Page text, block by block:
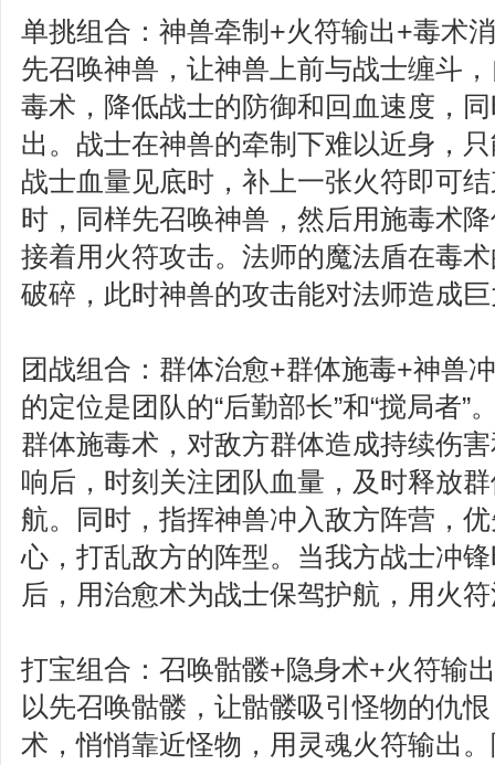
单挑组合：神兽牵制+火符输出+毒术
先召唤神兽，让神兽上前与战士缠斗
毒术，降低战士的防御和回血速度，
出。战士在神兽的牵制下难以近身，
战士血量见底时，补上一张火符即可
时，同样先召唤神兽，然后用施毒术
接着用火符攻击。法师的魔法盾在毒
破碎，此时神兽的攻击能对法师造成
团战组合：群体治愈+群体施毒+神兽
的定位是团队的“后勤部长”和“搅局者”
群体施毒术，对敌方群体造成持续伤
响后，时刻关注团队血量，及时释放
航。同时，指挥神兽冲入敌方阵营，
心，打乱敌方的阵型。当我方战士冲
后，用治愈术为战士保驾护航，用火
打宝组合：召唤骷髅+隐身术+火符输
以先召唤骷髅，让骷髅吸引怪物的仇
术，悄悄靠近怪物，用灵魂火符输出